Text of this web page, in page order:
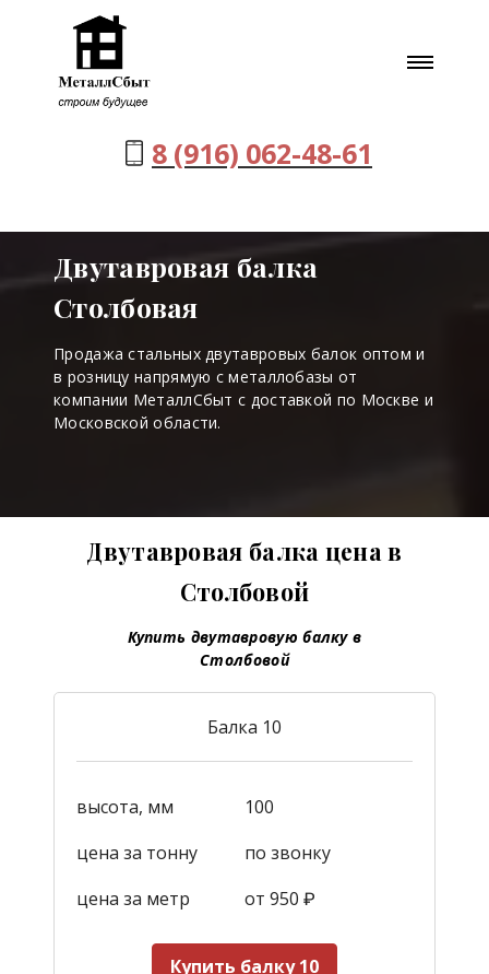
8 (916) 062-48-61
Двутавровая балка
Столбовая
Продажа стальных двутавровых балок оптом и
в розницу напрямую с металлобазы от
компании МеталлСбыт с доставкой по Москве и
Московской области.
Двутавровая балка цена в
Столбовой
Купить двутавровую балку в
Столбовой
Балка 10
высота, мм
100
цена за тонну
по звонку
цена за метр
от 950 ₽
Купить балку 10